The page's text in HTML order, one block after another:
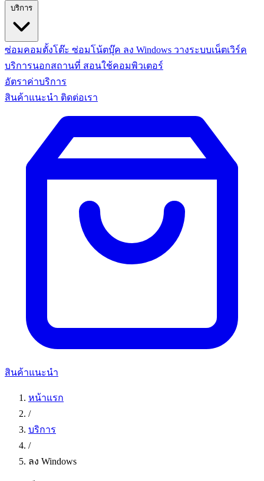
บริการ
ซ่อมคอมตั้งโต๊ะ ซ่อมโน้ตบุ๊ค ลง Windows วางระบบเน็ตเวิร์ค
บริการนอกสถานที่ สอนใช้คอมพิวเตอร์
อัตราค่าบริการ
สินค้าแนะนำ ติดต่อเรา
สินค้าแนะนำ
หน้าแรก
/
บริการ
/
ลง Windows